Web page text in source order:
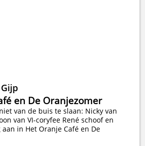
en De Oranjezomer
van de buis te slaan: Nicky van
van VI-coryfee René schoof en
in Het Oranje Café en De